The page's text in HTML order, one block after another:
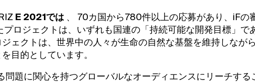
E 2021では 、 70カ国から780件以上の応募があり、iFの
プロジェクトは、いずれも国連の「持続可能な開発目標」で
ェクトは、世界中の人々が生命の自然な基盤を維持しなが
目的としています。
問題に関心を持つグローバルなオーディエンスにリーチする